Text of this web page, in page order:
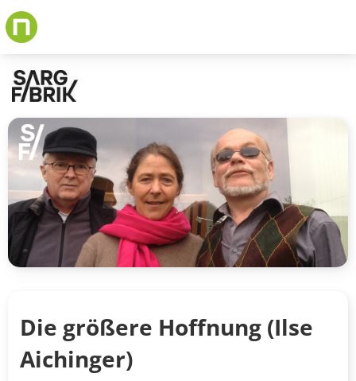
Skip
to
content
Die größere Hoffnung (Ilse
Aichinger)